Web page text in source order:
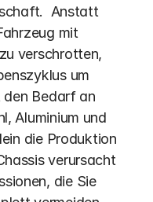
Anstatt
mit
verschrotten,
um
den Bedarf an
Aluminium und
die Produktion
verursacht
die Sie